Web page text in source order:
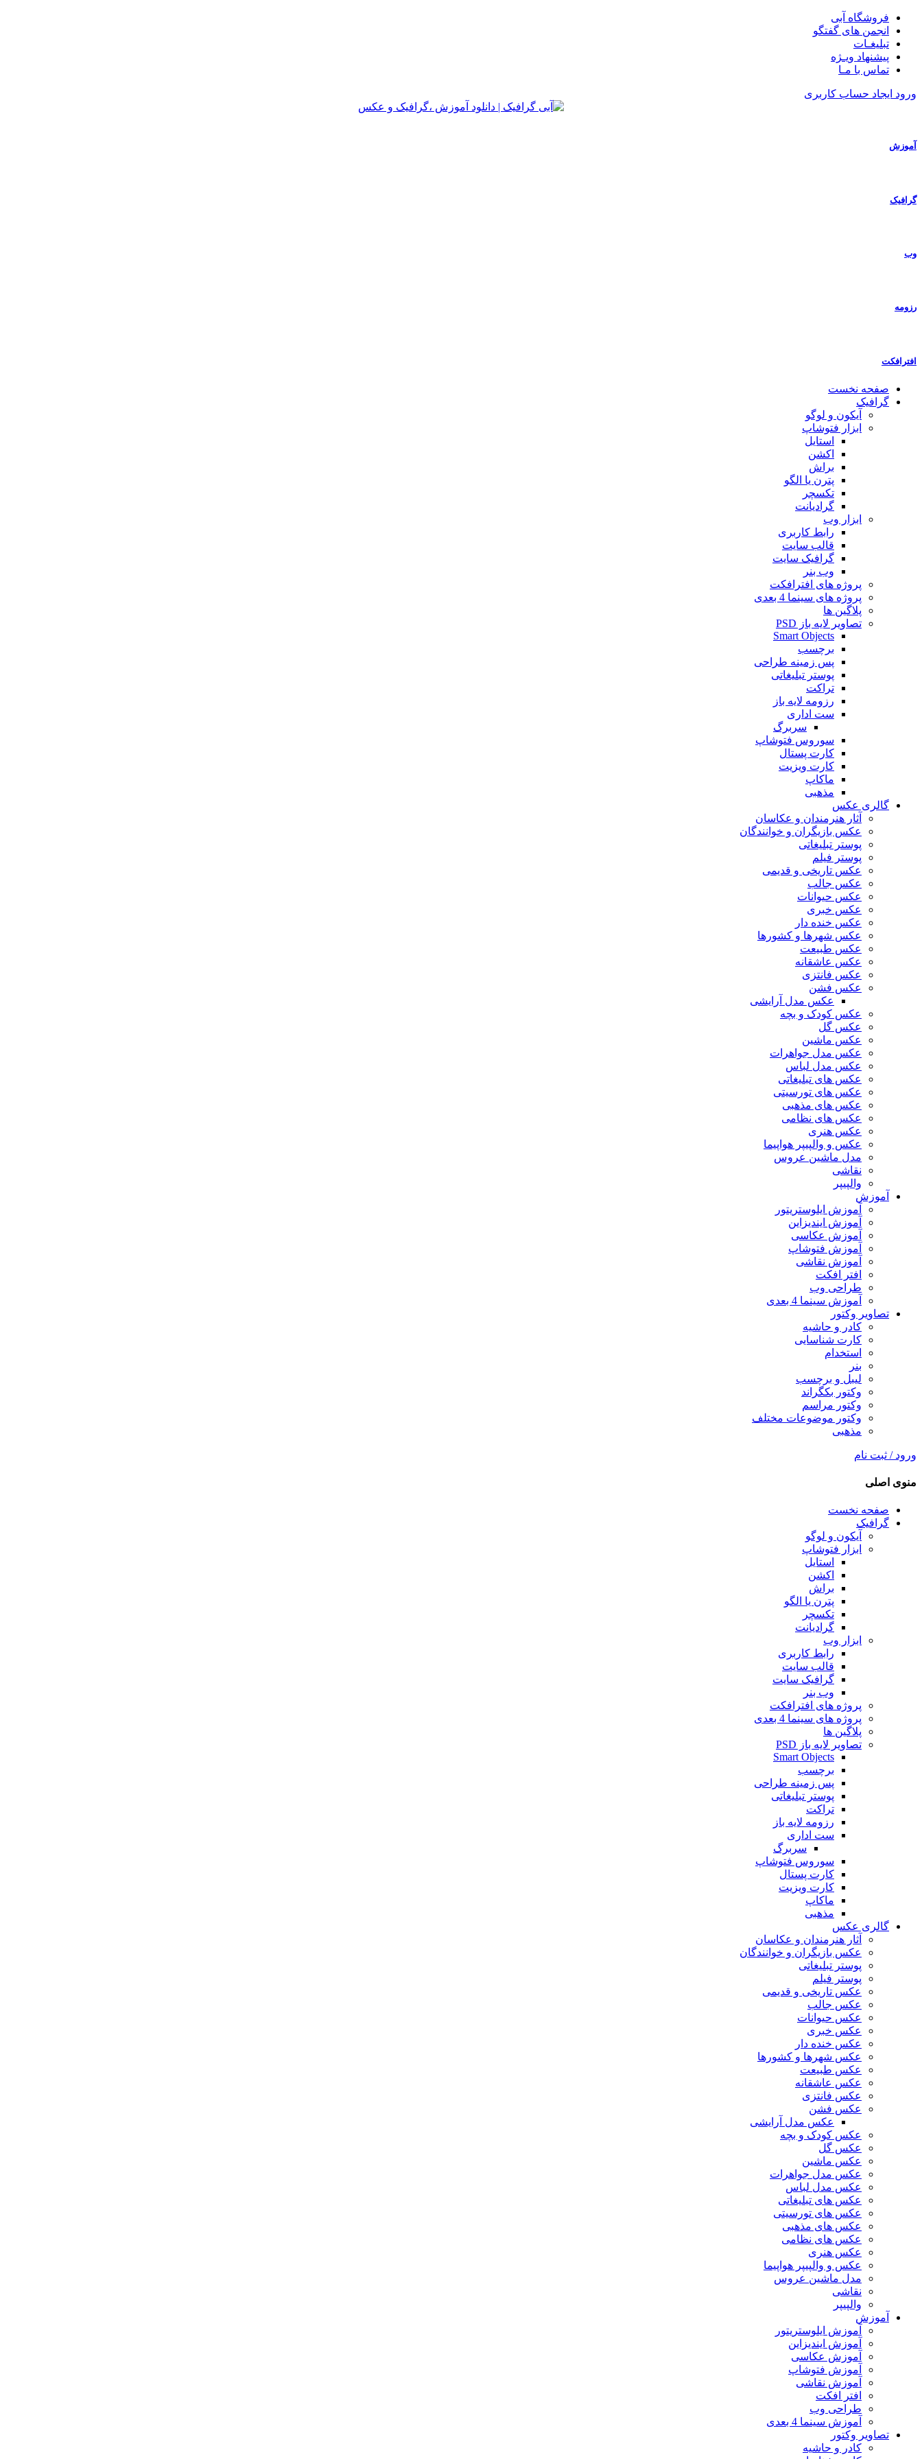
فروشگاه آبی
انجمن های گفتگو
تبلیغـات
پیشنهاد ویـژه
تماس با مـا
ورود ایجاد حساب کاربری
آموزش
گرافیک
وب
رزومه
افترافکت
صفحه نخست
گرافیک
آیکون و لوگو
ابزار فتوشاپ
استایل
اکشن
براش
پترن یا الگو
تکسچر
گرادیانت
ابزار وب
رابط کاربری
قالب سایت
گرافیک سایت
وب بنر
پروژه های افترافکت
پروژه های سینما 4 بعدی
پلاگین ها
تصاویر لایه باز PSD
Smart Objects
برچسب
پس زمینه طراحی
پوستر تبلیغاتی
تراکت
رزومه لایه باز
ست اداری
سربرگ
سوروس فتوشاپ
کارت پستال
کارت ویزیت
ماکاپ
مذهبی
گالری عکس
آثار هنرمندان و عکاسان
عکس بازیگران و خوانندگان
پوستر تبلیغاتی
پوستر فیلم
عکس تاریخی و قدیمی
عکس جالب
عکس حیوانات
عکس خبری
عکس خنده دار
عکس شهرها و کشورها
عکس طبیعت
عکس عاشقانه
عکس فانتزی
عکس فشن
عکس مدل آرایشی
عکس کودک و بچه
عکس گل
عکس ماشین
عکس مدل جواهرات
عکس مدل لباس
عکس های تبلیغاتی
عکس های تورسیتی
عکس های مذهبی
عکس های نظامی
عکس هنری
عکس و والپیپر هواپیما
مدل ماشین عروس
نقاشی
والپیپر
آموزش
آموزش ایلوستریتور
آموزش ایندیزاین
آموزش عکاسی
آموزش فتوشاپ
آموزش نقاشی
افتر افکت
طراحی وب
آموزش سینما 4 بعدی
تصاویر وکتور
کادر و حاشیه
کارت شناسایی
استخدام
بنر
لیبل و برچسب
وکتور بکگراند
وکتور مراسم
وکتور موضوعات مختلف
مذهبی
ورود / ثبت نام
منوی اصلی
صفحه نخست
گرافیک
آیکون و لوگو
ابزار فتوشاپ
استایل
اکشن
براش
پترن یا الگو
تکسچر
گرادیانت
ابزار وب
رابط کاربری
قالب سایت
گرافیک سایت
وب بنر
پروژه های افترافکت
پروژه های سینما 4 بعدی
پلاگین ها
تصاویر لایه باز PSD
Smart Objects
برچسب
پس زمینه طراحی
پوستر تبلیغاتی
تراکت
رزومه لایه باز
ست اداری
سربرگ
سوروس فتوشاپ
کارت پستال
کارت ویزیت
ماکاپ
مذهبی
گالری عکس
آثار هنرمندان و عکاسان
عکس بازیگران و خوانندگان
پوستر تبلیغاتی
پوستر فیلم
عکس تاریخی و قدیمی
عکس جالب
عکس حیوانات
عکس خبری
عکس خنده دار
عکس شهرها و کشورها
عکس طبیعت
عکس عاشقانه
عکس فانتزی
عکس فشن
عکس مدل آرایشی
عکس کودک و بچه
عکس گل
عکس ماشین
عکس مدل جواهرات
عکس مدل لباس
عکس های تبلیغاتی
عکس های تورسیتی
عکس های مذهبی
عکس های نظامی
عکس هنری
عکس و والپیپر هواپیما
مدل ماشین عروس
نقاشی
والپیپر
آموزش
آموزش ایلوستریتور
آموزش ایندیزاین
آموزش عکاسی
آموزش فتوشاپ
آموزش نقاشی
افتر افکت
طراحی وب
آموزش سینما 4 بعدی
تصاویر وکتور
کادر و حاشیه